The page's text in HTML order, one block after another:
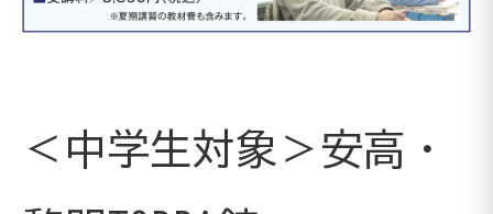
＜中学生対象＞安高・